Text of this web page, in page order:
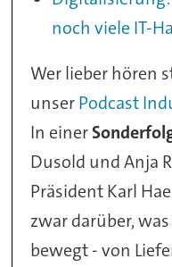
noch viele IT-
Wer lieber hören
unserPodcast
In einer
Dusold und Anja
Präsident Karl
zwar darüber,
bewegt - von